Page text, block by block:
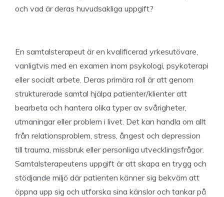
och vad är deras huvudsakliga uppgift?
En samtalsterapeut är en kvalificerad yrkesutövare,
vanligtvis med en examen inom psykologi, psykoterapi
eller socialt arbete. Deras primära roll är att genom
strukturerade samtal hjälpa patienter/klienter att
bearbeta och hantera olika typer av svårigheter,
utmaningar eller problem i livet. Det kan handla om allt
från relationsproblem, stress, ångest och depression
till trauma, missbruk eller personliga utvecklingsfrågor.
Samtalsterapeutens uppgift är att skapa en trygg och
stödjande miljö där patienten känner sig bekväm att
öppna upp sig och utforska sina känslor och tankar på